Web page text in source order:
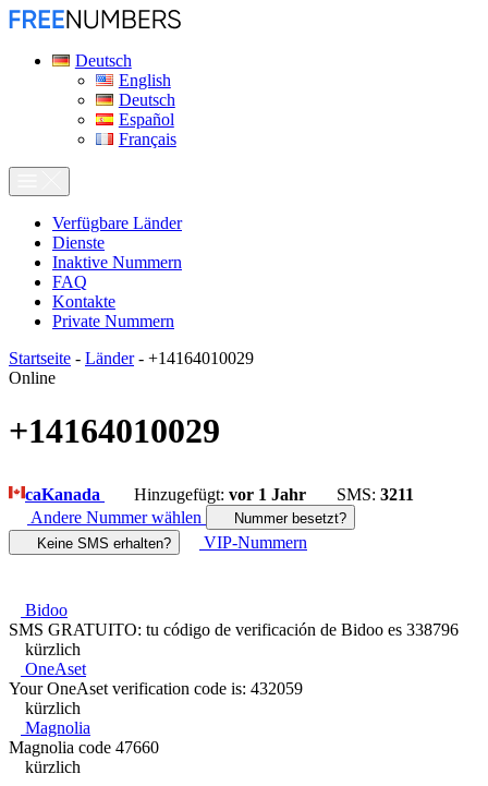
Deutsch
English
Deutsch
Español
Français
Verfügbare Länder
Dienste
Inaktive Nummern
FAQ
Kontakte
Private Nummern
Startseite - Länder- +14164010029
Online
+14164010029
caKanada Hinzugefügt: vor 1 Jahr SMS: 3211
Andere Nummer wählen
Nummer besetzt?
Keine SMS erhalten?
VIP-Nummern
Bidoo
SMS GRATUITO: tu código de verificación de Bidoo es 338796
kürzlich
OneAset
Your OneAset verification code is: 432059
kürzlich
Magnolia
Magnolia code 47660
kürzlich